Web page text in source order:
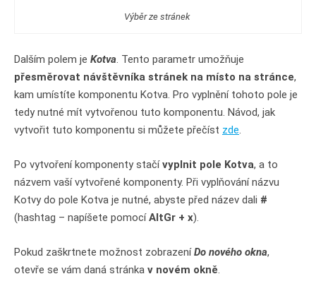
Výběr ze stránek
Dalším polem je Kotva. Tento parametr umožňuje
přesměrovat návštěvníka stránek na místo na stránce,
kam umístíte komponentu Kotva. Pro vyplnění tohoto pole je
tedy nutné mít vytvořenou tuto komponentu. Návod, jak
vytvořit tuto komponentu si můžete přečíst zde.
Po vytvoření komponenty stačívyplnit pole Kotva, a to
názvem vaší vytvořené komponenty. Při vyplňování názvu
Kotvy do pole Kotva je nutné, abyste před název dali #
(hashtag – napíšete pomocíAltGr + x).
Pokud zaškrtnete možnost zobrazeníDo nového okna,
otevře se vám daná stránka v novém okně.